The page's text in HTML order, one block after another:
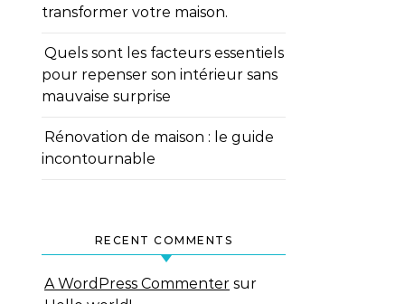
transformer votre maison.
Quels sont les facteurs essentiels
pour repenser son intérieur sans
mauvaise surprise
Rénovation de maison : le guide
incontournable
RECENT COMMENTS
A WordPress Commenter sur